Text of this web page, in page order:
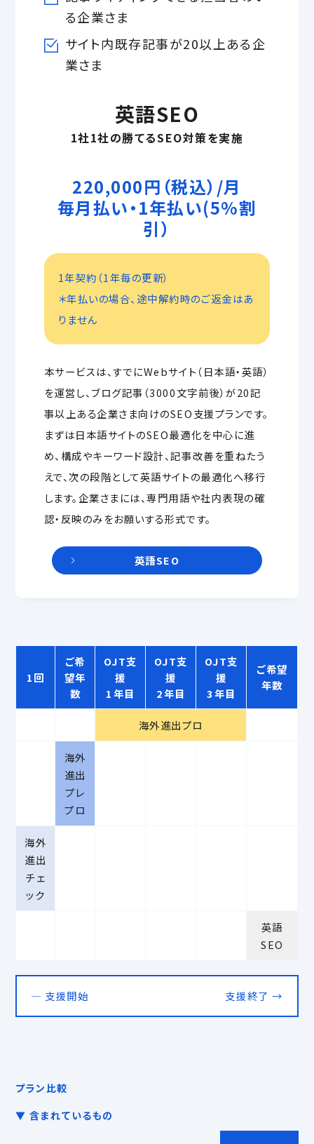
る企業さま
サイト内既存記事が20以上ある企
業さま
英語SEO
1社1社の勝てるSEO対策を実施
220,000円（税込）/月
毎月払い・1年払い(5%割
引）
1年契約（1年毎の更新）
＊年払いの場合、途中解約時のご返金はあ
りません
本サービスは、すでにWebサイト（日本語・英語）
を運営し、ブログ記事（3000文字前後）が20記
事以上ある企業さま向けのSEO支援プランです。
まずは日本語サイトのSEO最適化を中心に進
め、構成やキーワード設計、記事改善を重ねたう
えで、次の段階として英語サイトの最適化へ移行
します。企業さまには、専門用語や社内表現の確
認・反映のみをお願いする形式です。
英語SEO
1回
ご希
望年
数
OJT支
援
1年目
OJT支
援
2年目
OJT支
援
3年目
ご希望
年数
海外進出プロ
海外
進出
プレ
プロ
海外
進出
チェ
ック
英語
SEO
― 支援開始 支援終了 →
プラン比較
▼ 含まれているもの